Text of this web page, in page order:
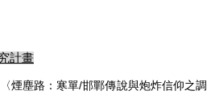
計畫
煙塵路：寒單/邯鄲傳說與炮炸信仰之調